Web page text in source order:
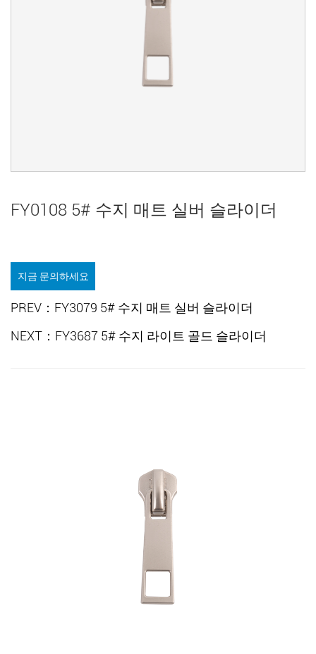
FY0108 5# 수지 매트 실버 슬라이더
지금 문의하세요
PREV：FY3079 5# 수지 매트 실버 슬라이더
NEXT：FY3687 5# 수지 라이트 골드 슬라이더